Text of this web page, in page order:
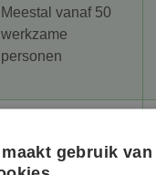
Meestal vanaf 50
werkzame
personen
werkzame
personen (als er
gebruik van